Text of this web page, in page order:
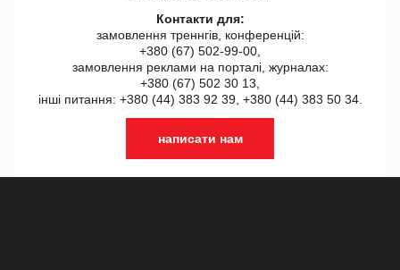
Контакти для:
замовлення треннгів, конференцій:
+380 (67) 502-99-00,
замовлення реклами на порталі, журналах:
+380 (67) 502 30 13,
інші питання: +380 (44) 383 92 39, +380 (44) 383 50 34.
написати нам